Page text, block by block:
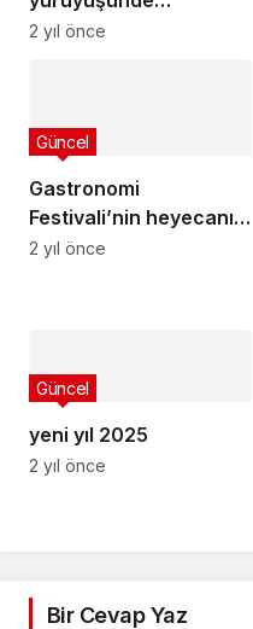
buluşacak
2 yıl önce
Gastronomi
Festivali’nin heyecanı
Bursa’yı sarıyor
Güncel
2 yıl önce
yeni yıl 2025
Güncel
2 yıl önce
Bir Cevap Yaz